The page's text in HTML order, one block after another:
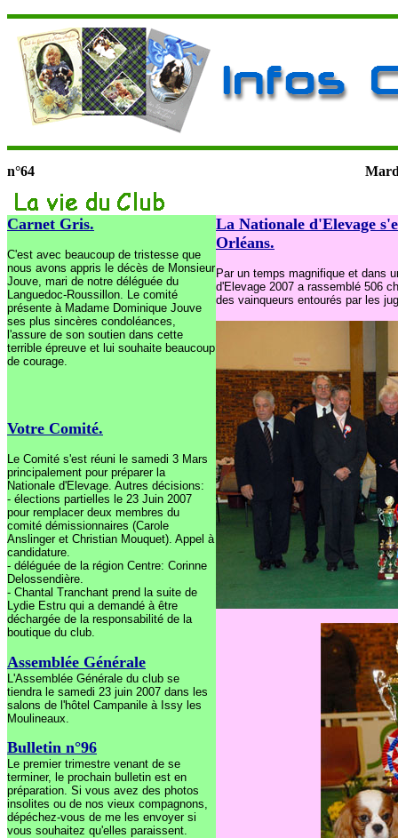
n°64
Carnet Gris.
C'est avec beaucoup de tristesse que
nous avons appris le décès de Monsieur
Jouve, mari de notre déléguée du
Languedoc-Roussillon. Le comité
présente à Madame Dominique Jouve
ses plus sincères condoléances,
l'assure de son soutien dans cette
terrible épreuve et lui souhaite beaucoup
de courage.
Votre Comité.
Le Comité s'est réuni le samedi 3 Mars
principalement pour préparer la
Nationale d'Elevage. Autres décisions:
- élections partielles le 23 Juin 2007
pour remplacer deux membres du
comité démissionnaires (Carole
Anslinger et Christian Mouquet). Appel à
candidature.
- déléguée de la région Centre: Corinne
Delossendière.
- Chantal Tranchant prend la suite de
Lydie Estru qui a demandé à être
déchargée de la responsabilité de la
boutique du club.
Assemblée Générale
L'Assemblée Générale du club se
tiendra le samedi 23 juin 2007 dans les
salons de l'hôtel Campanile à Issy les
Moulineaux.
Bulletin n°96
Le premier trimestre venant de se
terminer, le prochain bulletin est en
préparation. Si vous avez des photos
insolites ou de nos vieux compagnons,
dépéchez-vous de me les envoyer si
vous souhaitez qu'elles paraissent.
La Nationale d'Elevage
Orléans.
Par un temps magnifique et dans
d'Elevage 2007 a rassemblé 506
des vainqueurs entourés par les